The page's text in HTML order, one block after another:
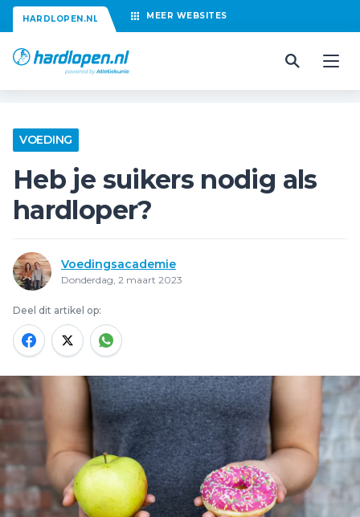
HARDLOPEN.NL MEER WEBSITES
VOEDING
Heb je suikers nodig als
hardloper?
Voedingsacademie
Donderdag, 2 maart 2023
Deel dit artikel op: